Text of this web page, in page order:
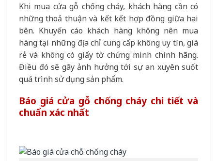
Khi mua cửa gỗ chống cháy, khách hàng cần có
những thoả thuận và kết kết hợp đồng giữa hai
bên. Khuyến cáo khách hàng không nên mua
hàng tại những địa chỉ cung cấp không uy tín, giá
rẻ và không có giấy tờ chứng minh chính hãng.
Điều đó sẽ gây ảnh hưởng tới sự an xuyên suốt
quá trình sử dụng sản phẩm.
Báo giá cửa gỗ chống cháy chi tiết và
chuẩn xác nhất